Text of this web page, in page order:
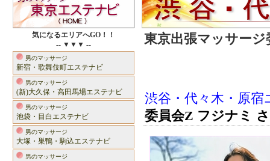
気になるエリアへGO！！
-- ▼▼▼ --
男のマッサージ
新宿・歌舞伎町エステナビ
男のマッサージ
(新)大久保・高田馬場エステナビ
男のマッサージ
池袋・目白エステナビ
男のマッサージ
大塚・巣鴨・駒込エステナビ
男のマッサージ
東京出張マッサー
渋谷・代々木・原
委員会Z フジナミ